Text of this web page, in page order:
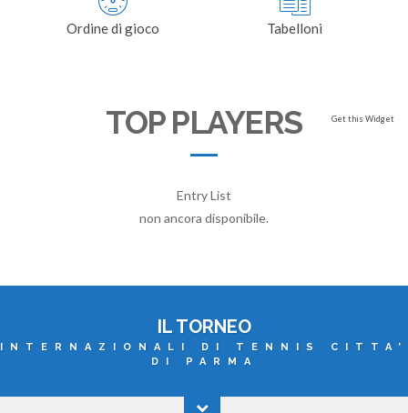
Ordine di gioco Tabelloni
Get this Widget
TOP PLAYERS
Entry List
non ancora disponibile.
IL TORNEO
INTERNAZIONALI DI TENNIS CITTA’
DI PARMA